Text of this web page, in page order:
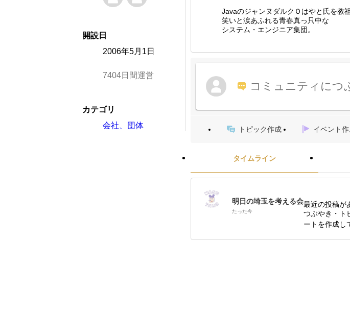
JavaのジャンヌダルクＯはやと氏を教
笑いと涙あふれる青春真っ只中な
システム・エンジニア集団。
コミュニティにつ
トピック作成 イベント
タイムライン
明日の埼玉を考える会
たった今
最近の投稿が
つぶやき・ト
ートを作成し
開設日
2006年5月1日
7404日間運営
カテゴリ
会社、団体